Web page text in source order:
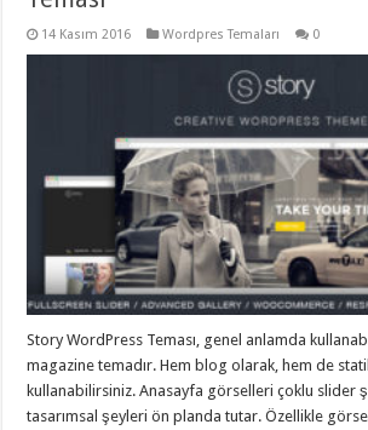
evden
taşımacılık,
evden
taşımacılık,
gaziantep
evden
taşımacılık,
gaziantep
14 Kasım 2016 Wordpres Temaları 0
Story WordPress Teması, genel anlamda
magazine temadır. Hem blog olarak, hem de
kullanabilirsiniz. Anasayfa görselleri çoklu slider
tasarımsal şeyleri ön planda tutar. Özellikle görsel